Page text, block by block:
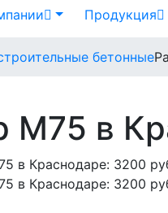
Продукция
бетонные
М75 в
в Краснодаре: 3200
в Краснодаре: 3200